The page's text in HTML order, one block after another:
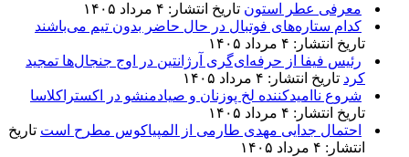
معرفی عطر استون تاریخ انتشار: ۴ مرداد ۱۴۰۵
کدام ستاره‌های فوتبال در حال حاضر بدون تیم می‌باشند
تاریخ انتشار: ۴ مرداد ۱۴۰۵
رئیس فیفا از حرفه‌ای‌گری آرژانتین در اوج جنجال‌ها تمجید
کرد تاریخ انتشار: ۴ مرداد ۱۴۰۵
شروع ناامیدکننده لخ پوزنان و صیادمنشو در اکستراکلاسا
تاریخ انتشار: ۴ مرداد ۱۴۰۵
احتمال جدایی مهدی طارمی از المپیاکوس مطرح است تاریخ
انتشار: ۴ مرداد ۱۴۰۵